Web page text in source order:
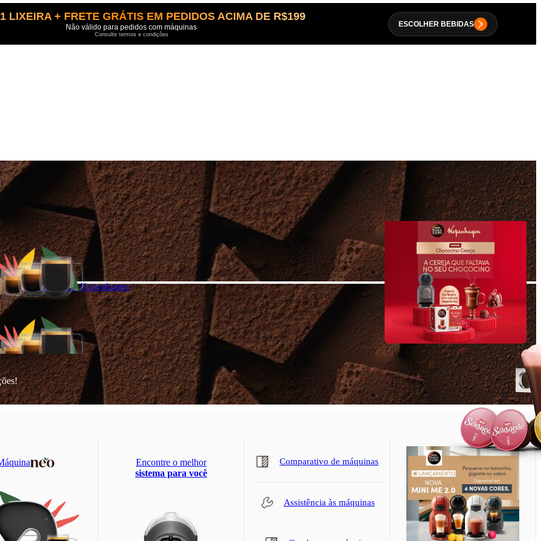
LIXEIRA + FRETE GRÁTIS EM PEDIDOS ACIMA DE R$199
Não válido para pedidos com máquinas
Consulte termos e condições
ESCOLHER BEBIDAS
Cafés pretos
feitas com papel,para
NEOeNEO Start®
Recicle suas
cápsulas Original
Compostagem de
suas cápsulas NEO
Peça de novo rapidamente
Assinatura
Encontre o melhor
sistema para você
Comparativo de máquinas
Assistência às máquinas
NEO StartKopenhagen